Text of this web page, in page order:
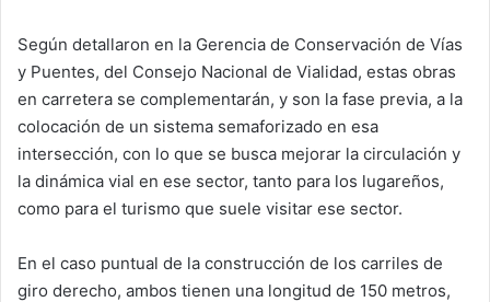
Según detallaron en la Gerencia de Conservación de Vías
y Puentes, del Consejo Nacional de Vialidad, estas obras
en carretera se complementarán, y son la fase previa, a la
colocación de un sistema semaforizado en esa
intersección, con lo que se busca mejorar la circulación y
la dinámica vial en ese sector, tanto para los lugareños,
como para el turismo que suele visitar ese sector.
En el caso puntual de la construcción de los carriles de
giro derecho, ambos tienen una longitud de 150 metros,